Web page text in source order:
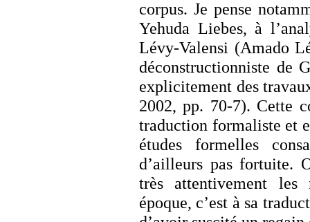
corpus. Je pense
Yehuda Liebes, à
Lévy-Valensi (Amado
déconstructionniste de
explicitement des
2002, pp. 70-7). Cette
traduction formaliste et
études formelles
d’ailleurs pas fortuite.
très attentivement les
époque, c’est à sa